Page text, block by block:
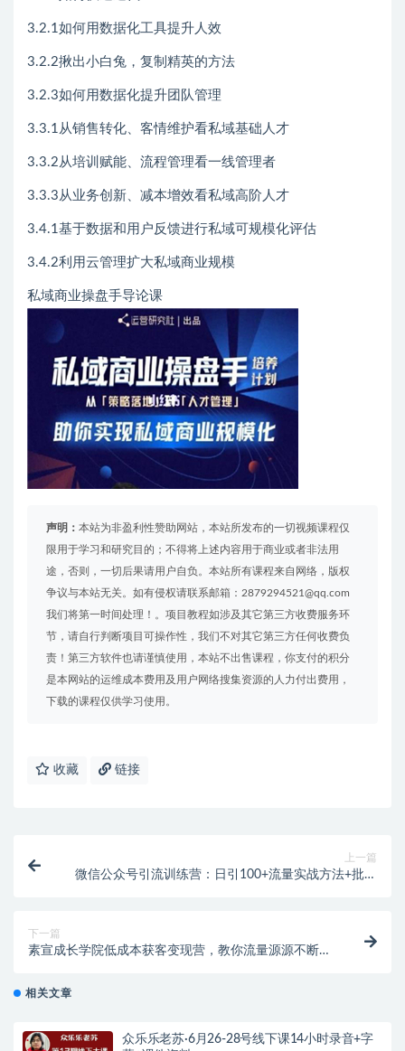
3.2.1如何用数据化工具提升人效
3.2.2揪出小白兔，复制精英的方法
3.2.3如何用数据化提升团队管理
3.3.1从销售转化、客情维护看私域基础人才
3.3.2从培训赋能、流程管理看一线管理者
3.3.3从业务创新、减本增效看私域高阶人才
3.4.1基于数据和用户反馈进行私域可规模化评估
3.4.2利用云管理扩大私域商业规模
私域商业操盘手导论课
声明： 本站为非盈利性赞助网站，本站所发布的一切视频课程仅
限用于学习和研究目的；不得将上述内容用于商业或者非法用
途，否则，一切后果请用户自负。本站所有课程来自网络，版权
争议与本站无关。如有侵权请联系邮箱：2879294521@qq.com
我们将第一时间处理！。项目教程如涉及其它第三方收费服务环
节，请自行判断项目可操作性，我们不对其它第三方任何收费负
责！第三方软件也请谨慎使用，本站不出售课程，你支付的积分
是本网站的运维成本费用及用户网络搜集资源的人力付出费用，
下载的课程仅供学习使用。
收藏 链接
上一篇
微信公众号引流训练营：日引100+流量实战方法+批量
下一篇
素宣成长学院低成本获客变现营，教你流量源源不断的
相关文章
众乐乐老苏·6月26-28号线下课14小时录音+字